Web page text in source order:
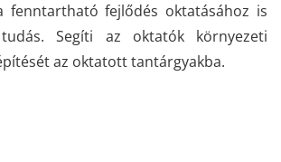
fenntartható fejlődés oktatásához is
Segíti az oktatók környezeti
az oktatott tantárgyakba.